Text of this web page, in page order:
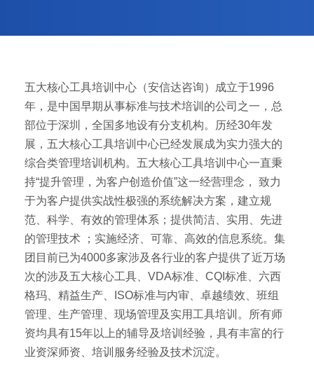
五大核心工具培训中心（安信达咨询）成立于1996
年，是中国早期从事标准与技术培训的公司之一，总
部位于深圳，全国多地设有分支机构。历经30年发
展，五大核心工具培训中心已经发展成为实力强大的
综合类管理培训机构。五大核心工具培训中心一直秉
持“提升管理，为客户创造价值”这一经营理念， 致力
于为客户提供实战性极强的系统解决方案，建立规
范、科学、有效的管理体系；提供简洁、实用、先进
的管理技术 ；实施经济、可靠、高效的信息系统。集
团目前已为4000多家涉及各行业的客户提供了近万场
次的涉及五大核心工具、VDA标准、CQI标准、六西
格玛、精益生产、ISO标准与内审、卓越绩效、班组
管理、生产管理、现场管理及实用工具培训。所有师
资均具有15年以上的辅导及培训经验，具有丰富的行
业资深师资、培训服务经验及技术沉淀。